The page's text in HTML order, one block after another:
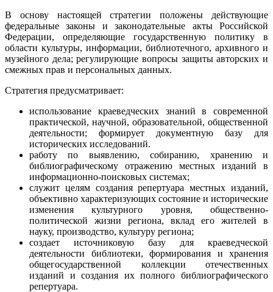
В основу настоящей стратегии положены действующие
федеральные законы и законодательные акты Российской
Федерации, определяющие государственную политику в
области культуры, информации, библиотечного, архивного и
музейного дела; регулирующие вопросы защиты авторских и
смежных прав и персональных данных.
Стратегия предусматривает:
использование краеведческих знаний в современной
практической, научной, образовательной, общественной
деятельности; формирует документную базу для
исторических исследований.
работу по выявлению, собиранию, хранению и
библиографическому отражению местных изданий в
информационно-поисковых системах;
служит целям создания репертуара местных изданий,
объективно характеризующих состояние и исторические
изменения культурного уровня, общественно-
политической жизни региона, вклад его жителей в
науку, производство, культуру региона;
создает источниковую базу для краеведческой
деятельности библиотеки, формирования и хранения
общегосударственной коллекции отечественных
изданий и создания их полного библиографического
репертуара.